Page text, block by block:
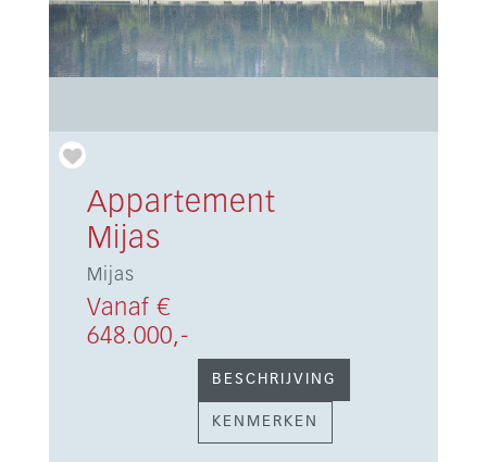
Appartement
Mijas
Mijas
Vanaf €
648.000,-
BESCHRIJVING
KENMERKEN